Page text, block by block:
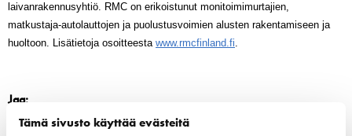
Tämä sivusto käyttää evästeitä
laivanrakennusyhtiö. RMC on erikoistunut monitoimimurtajien,
matkustaja-autolauttojen ja puolustusvoimien alusten rakentamiseen ja
huoltoon. Lisätietoja osoitteesta www.rmcfinland.fi.
Jaa: